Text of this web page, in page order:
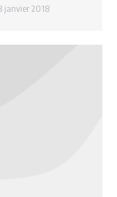
janvier 2018